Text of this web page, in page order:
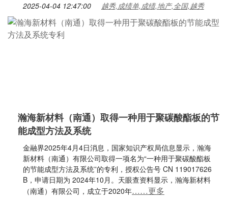
2025-04-04 12:47:00 越秀,成绩单,成绩,地产,全国,越秀
瀚海新材料（南通）取得一种用于聚碳酸酯板的节
能成型方法及系统
金融界2025年4月4日消息，国家知识产权局信息显示，瀚海
新材料（南通）有限公司取得一项名为“一种用于聚碳酸酯板
的节能成型方法及系统”的专利，授权公告号 CN 119017626
B，申请日期为 2024年10月。天眼查资料显示，瀚海新材料
（南通）有限公司，成立于2020年……更多